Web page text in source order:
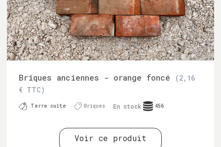
Briques anciennes - orange foncé
(2,16
€ TTC)
Terre cuite Briques En stock 456
Voir ce produit